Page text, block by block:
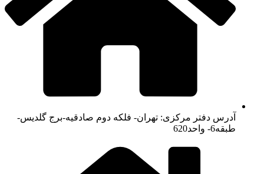
آدرس دفتر مرکزی: تهران- فلکه دوم صادقیه-برج گلدیس-
طبقه6- واحد620